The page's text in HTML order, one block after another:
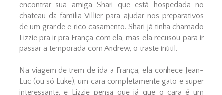
encontrar sua amiga Shari que está hospedada no
chateau da família Villier para ajudar nos preparativos
de um grande e rico casamento. Shari já tinha chamado
Lizzie pra ir pra França com ela, mas ela recusou para ir
passar a temporada com Andrew, o traste inútil.
Na viagem de trem de ida a França, ela conhece Jean-
Luc (ou só Luke), um cara completamente gato e super
interessante, e Lizzie pensa que já que o cara é um